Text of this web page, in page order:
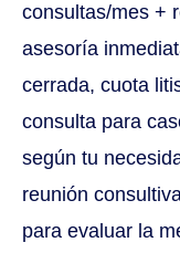
consultas/mes +
asesoría
cerrada, cuota
consulta para
según tu
reunión
para evaluar la